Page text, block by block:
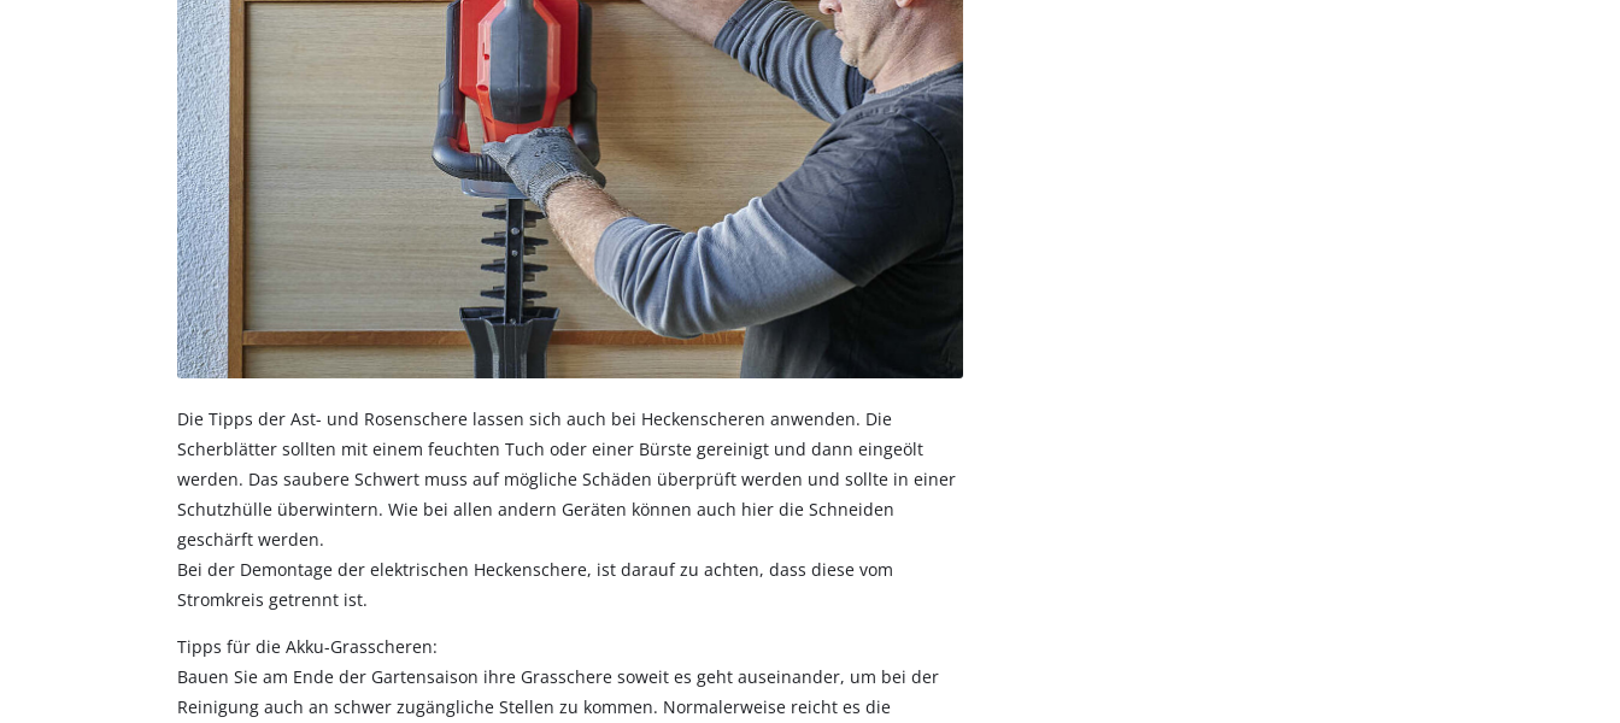
Die Tipps der Ast- und Rosenschere lassen sich auch bei Heckenscheren anwenden. Die
Scherblätter sollten mit einem feuchten Tuch oder einer Bürste gereinigt und dann eingeölt
werden. Das saubere Schwert muss auf mögliche Schäden überprüft werden und sollte in einer
Schutzhülle überwintern. Wie bei allen andern Geräten können auch hier die Schneiden
geschärft werden.
Bei der Demontage der elektrischen Heckenschere, ist darauf zu achten, dass diese vom
Stromkreis getrennt ist.
Tipps für die Akku-Grasscheren:
Bauen Sie am Ende der Gartensaison ihre Grasschere soweit es geht auseinander, um bei der
Reinigung auch an schwer zugängliche Stellen zu kommen. Normalerweise reicht es die